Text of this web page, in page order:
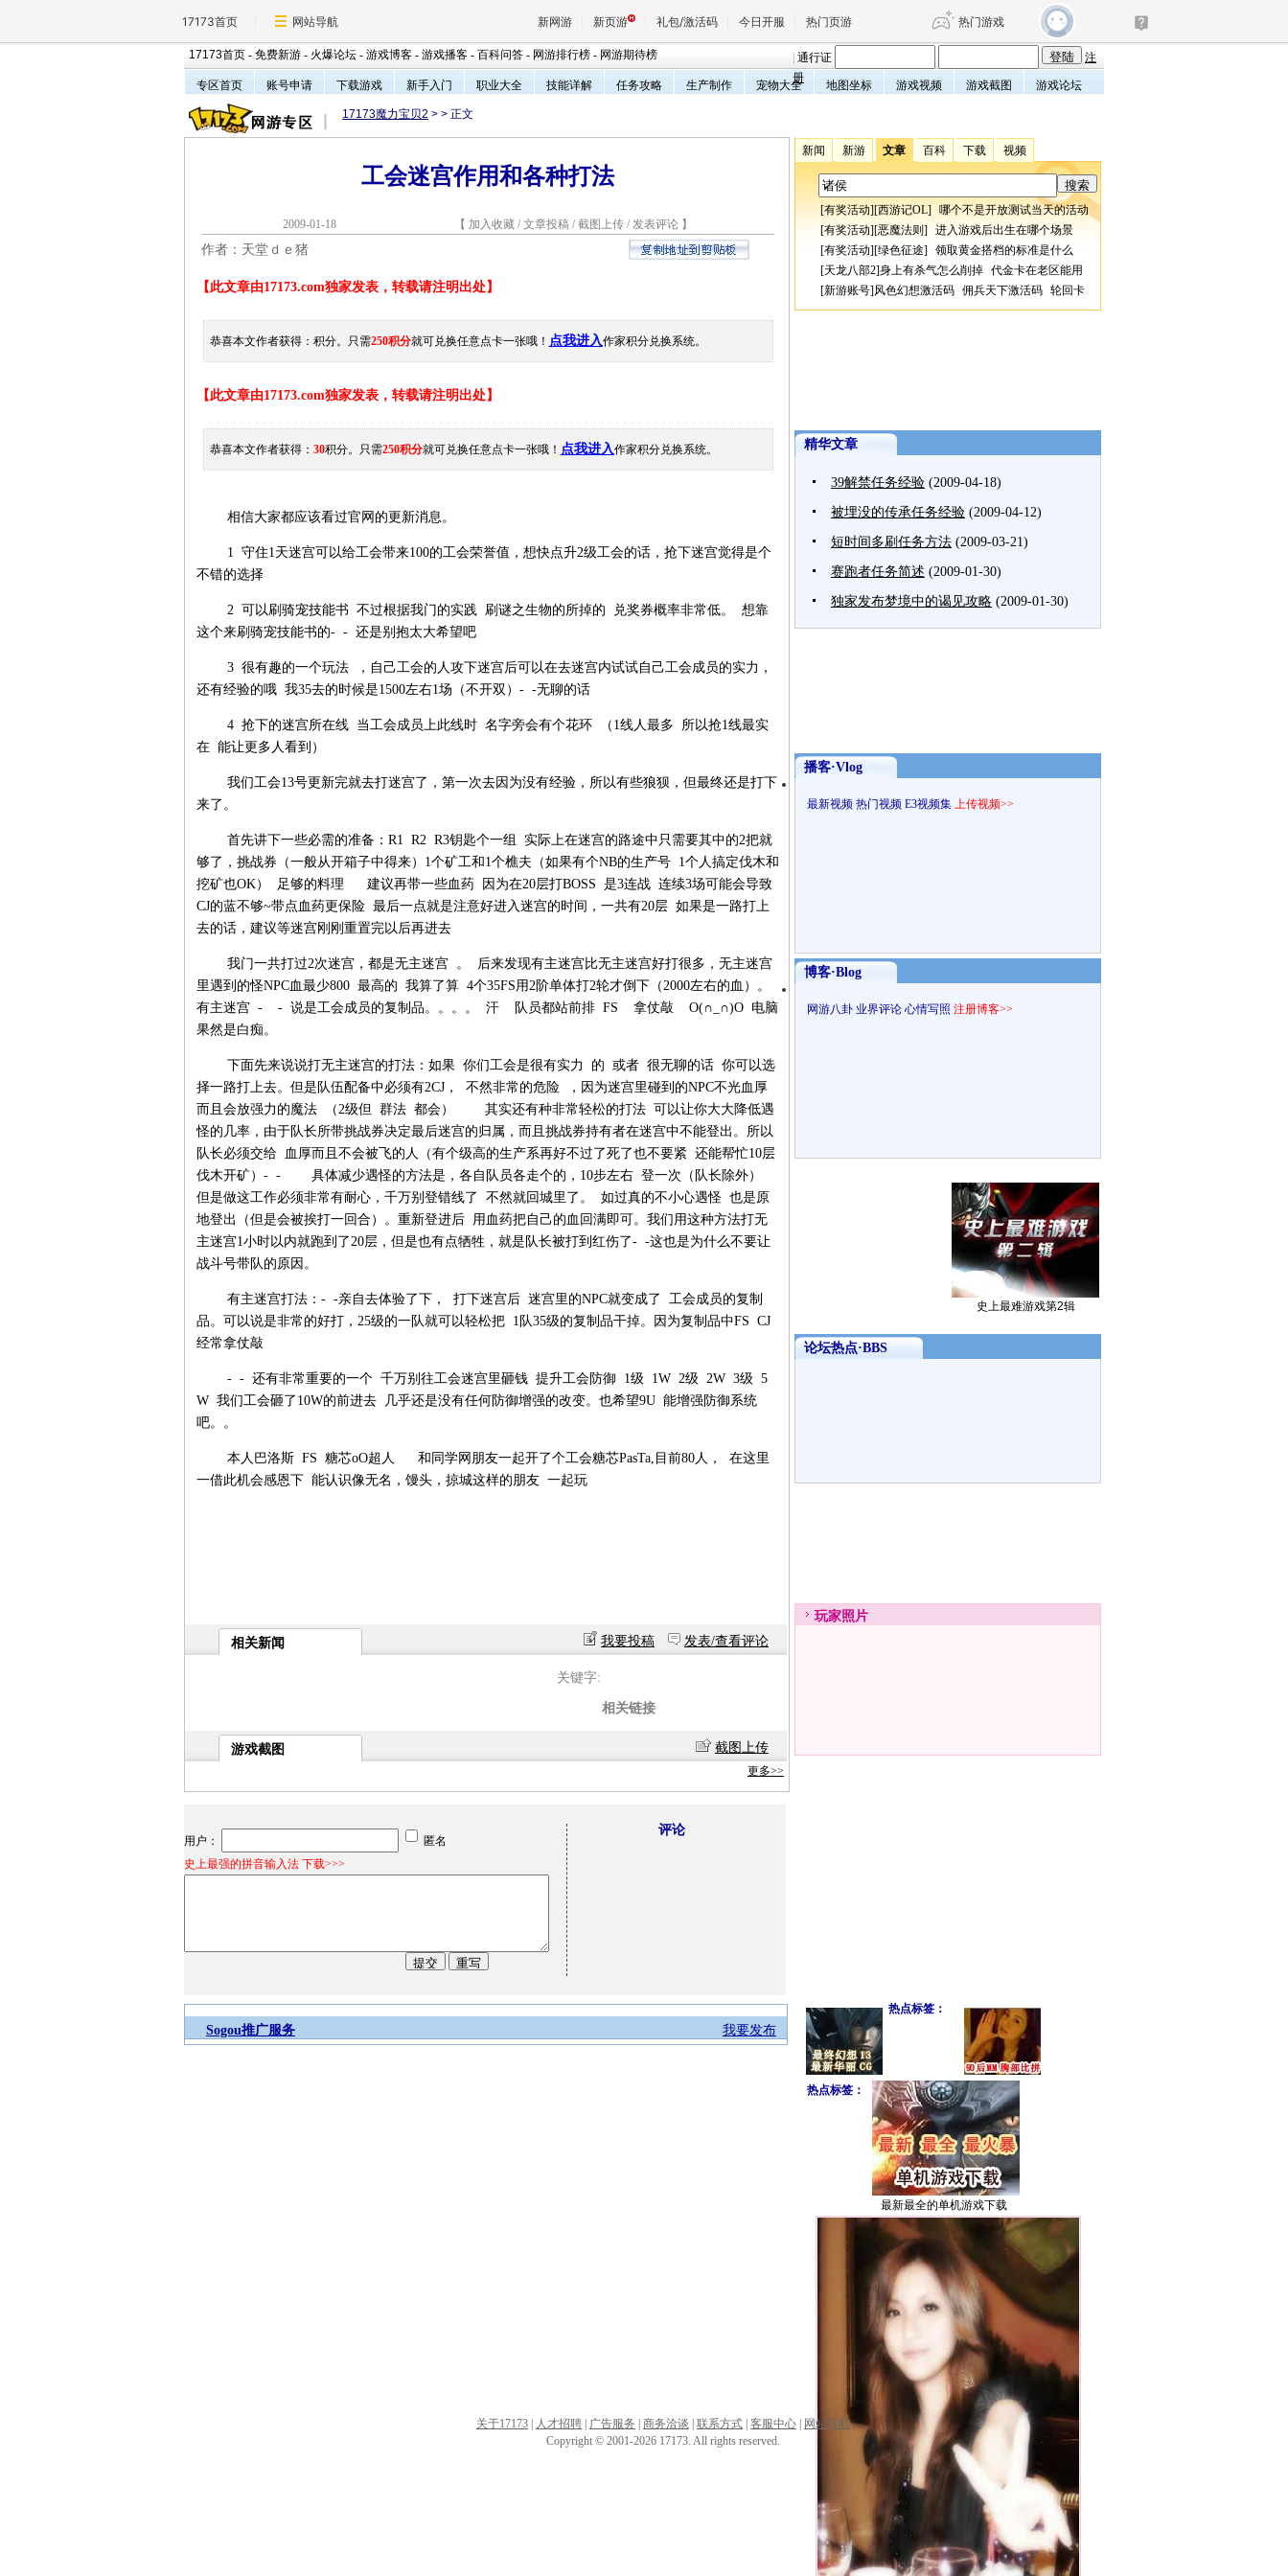
17173首页 网站导航 新网游 新页游 礼包/激活码 今日开服 热门页游 热门游戏
天堂 剑网3旗舰版 新天龙八部
王权与自由 诛仙世界 仙剑世界
17173首页 - 免费新游 - 火爆论坛 - 游戏博客 - 游戏播客 - 百科问答 - 网游排行榜 - 网游期待榜 通行证
注
册
专区首页 账号申请 下载游戏 新手入门 职业大全 技能详解 任务攻略 生产制作 宠物大全 地图坐标 游戏视频 游戏截图 游戏论坛
17173魔力宝贝2 > > 正文
工会迷宫作用和各种打法
2009-01-18 【 加入收藏 / 文章投稿 / 截图上传 / 发表评论 】
作者：天堂ｄｅ猪
【此文章由17173.com独家发表，转载请注明出处】
恭喜本文作者获得： 积分。只需250积分就可兑换任意点卡一张哦！ 点我进入作家积分兑换系统。
【此文章由17173.com独家发表，转载请注明出处】
恭喜本文作者获得： 30积分。只需250积分就可兑换任意点卡一张哦！ 点我进入作家积分兑换系统。
相信大家都应该看过官网的更新消息。
1 守住1天迷宫可以给工会带来100的工会荣誉值，想快点升2级工会的话，抢下迷宫觉得是个
不错的选择
2 可以刷骑宠技能书 不过根据我门的实践 刷谜之生物的所掉的 兑奖券概率非常低。 想靠
这个来刷骑宠技能书的- - 还是别抱太大希望吧
3 很有趣的一个玩法 ，自己工会的人攻下迷宫后可以在去迷宫内试试自己工会成员的实力，
还有经验的哦 我35去的时候是1500左右1场（不开双）- -无聊的话
4 抢下的迷宫所在线 当工会成员上此线时 名字旁会有个花环 （1线人最多 所以抢1线最实
在 能让更多人看到）
我们工会13号更新完就去打迷宫了，第一次去因为没有经验，所以有些狼狈，但最终还是打下
来了。
首先讲下一些必需的准备：R1 R2 R3钥匙个一组 实际上在迷宫的路途中只需要其中的2把就
够了，挑战券（一般从开箱子中得来）1个矿工和1个樵夫（如果有个NB的生产号 1个人搞定伐木和
挖矿也OK） 足够的料理 建议再带一些血药 因为在20层打BOSS 是3连战 连续3场可能会导致
CJ的蓝不够~带点血药更保险 最后一点就是注意好进入迷宫的时间，一共有20层 如果是一路打上
去的话，建议等迷宫刚刚重置完以后再进去
我门一共打过2次迷宫，都是无主迷宫 。 后来发现有主迷宫比无主迷宫好打很多，无主迷宫
里遇到的怪NPC血最少800 最高的 我算了算 4个35FS用2阶单体打2轮才倒下（2000左右的血）。
有主迷宫 - - 说是工会成员的复制品。。。。 汗 队员都站前排 FS 拿仗敲 O(∩_∩)O 电脑
果然是白痴。
下面先来说说打无主迷宫的打法：如果 你们工会是很有实力 的 或者 很无聊的话 你可以选
择一路打上去。但是队伍配备中必须有2CJ， 不然非常的危险 ，因为迷宫里碰到的NPC不光血厚
而且会放强力的魔法 （2级但 群法 都会） 其实还有种非常轻松的打法 可以让你大大降低遇
怪的几率，由于队长所带挑战券决定最后迷宫的归属，而且挑战券持有者在迷宫中不能登出。所以
队长必须交给 血厚而且不会被飞的人（有个级高的生产系再好不过了死了也不要紧 还能帮忙10层
伐木开矿）- - 具体减少遇怪的方法是，各自队员各走个的，10步左右 登一次（队长除外）
但是做这工作必须非常有耐心，千万别登错线了 不然就回城里了。 如过真的不小心遇怪 也是原
地登出（但是会被挨打一回合）。重新登进后 用血药把自己的血回满即可。我们用这种方法打无
主迷宫1小时以内就跑到了20层，但是也有点牺牲，就是队长被打到红伤了- -这也是为什么不要让
战斗号带队的原因。
有主迷宫打法：- -亲自去体验了下， 打下迷宫后 迷宫里的NPC就变成了 工会成员的复制
品。可以说是非常的好打，25级的一队就可以轻松把 1队35级的复制品干掉。因为复制品中FS CJ
经常拿仗敲
- - 还有非常重要的一个 千万别往工会迷宫里砸钱 提升工会防御 1级 1W 2级 2W 3级 5
W 我们工会砸了10W的前进去 几乎还是没有任何防御增强的改变。也希望9U 能增强防御系统
吧。。
本人巴洛斯 FS 糖芯oO超人 和同学网朋友一起开了个工会糖芯PasTa,目前80人， 在这里
一借此机会感恩下 能认识像无名，馒头，掠城这样的朋友 一起玩
相关新闻 我要投稿 发表/查看评论
关键字:
相关链接
游戏截图 截图上传
更多>>
用户：
匿名
史上最强的拼音输入法 下载>>>
评论
我要发布
Sogou推广服务
新闻 新游 文章 百科 下载 视频
[有奖活动][西游记OL] 哪个不是开放测试当天的活动
[有奖活动][恶魔法则 ] 进入游戏后出生在哪个场景
[有奖活动][绿色征途] 领取黄金搭档的标准是什么
[天龙八部2]身上有杀气怎么削掉 代金卡在老区能用
[新游账号]风色幻想激活码 佣兵天下激活码 轮回卡
精华文章
39解禁任务经验 (2009-04-18)
被埋没的传承任务经验 (2009-04-12)
短时间多刷任务方法 (2009-03-21)
赛跑者任务简述 (2009-01-30)
独家发布梦境中的谒见攻略 (2009-01-30)
播客·Vlog
热点标签：
最新视频 热门视频 E3视频集 上传视频>>
博客·Blog
热点标签：
网游八卦 业界评论 心情写照 注册博客>>
最新最全的单机游戏下载
史上最难游戏第2辑
论坛热点·BBS
玩家照片
关于17173 人才招聘 广告服务 商务洽谈 联系方式 客服中心
网站导航
Copyright © 2001-2026 17173. All rights reserved.